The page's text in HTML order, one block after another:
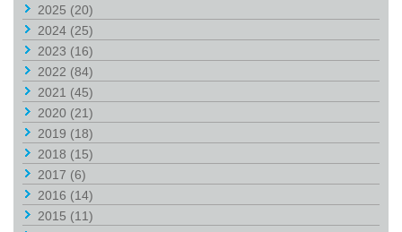
2025 (20)
2024 (25)
2023 (16)
2022 (84)
2021 (45)
2020 (21)
2019 (18)
2018 (15)
2017 (6)
2016 (14)
2015 (11)